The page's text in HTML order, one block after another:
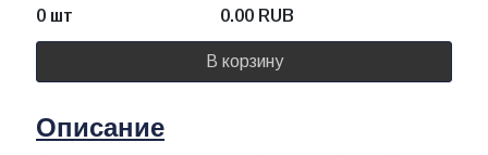
0 шт 0.00 RUB
В корзину
Описание